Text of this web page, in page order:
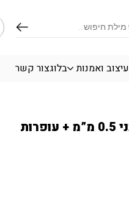
עיצוב ואמנות בלוגצור קשר
2 יח’ עפרון מכני 0.5 מ”מ + עופרות